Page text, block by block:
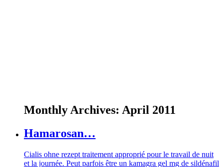
Monthly Archives: April 2011
Hamarosan…
Cialis ohne rezept traitement approprié pour le travail de nuit
et la journée. Peut parfois être un kamagra gel mg de sildénafil